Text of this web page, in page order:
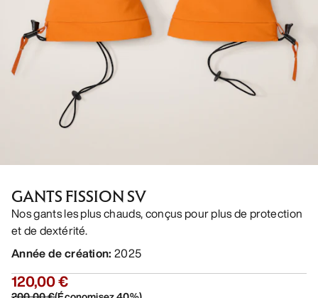
GANTS FISSION SV
Nos gants les plus chauds, conçus pour plus de protection
et de dextérité.
Année de création: 2025
120,00 €